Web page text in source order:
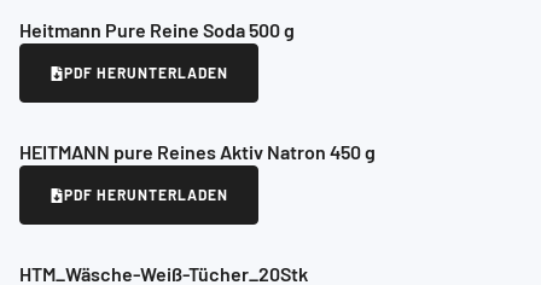
Heitmann Pure Reine Soda 500 g
PDF HERUNTERLADEN
HEITMANN pure Reines Aktiv Natron 450 g
PDF HERUNTERLADEN
HTM_Wäsche-Weiß-Tücher_20Stk